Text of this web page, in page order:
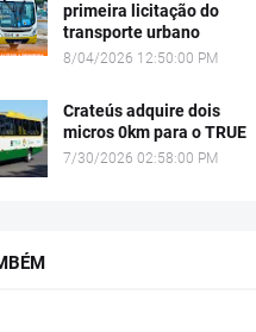
primeira licitação do
transporte urbano
8/04/2026 12:50:00 PM
Crateús adquire dois
micros 0km para o TRUE
7/30/2026 02:58:00 PM